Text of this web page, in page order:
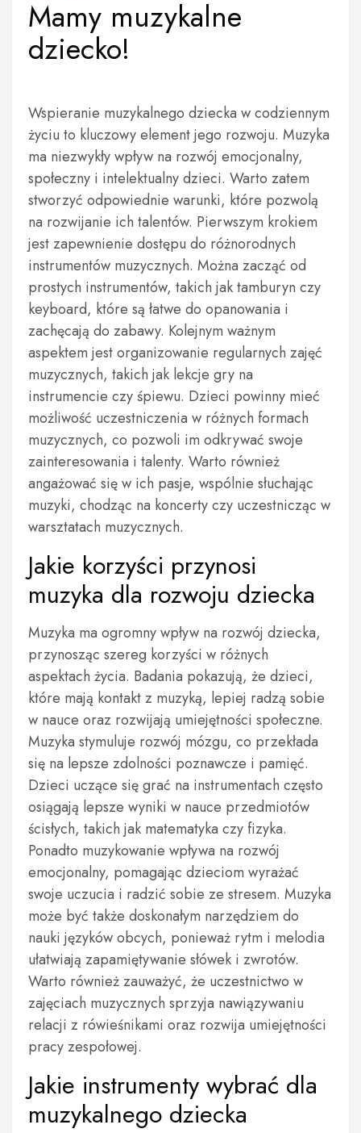
Mamy muzykalne
dziecko!
Wspieranie muzykalnego dziecka w codziennym
życiu to kluczowy element jego rozwoju. Muzyka
ma niezwykły wpływ na rozwój emocjonalny,
społeczny i intelektualny dzieci. Warto zatem
stworzyć odpowiednie warunki, które pozwolą
na rozwijanie ich talentów. Pierwszym krokiem
jest zapewnienie dostępu do różnorodnych
instrumentów muzycznych. Można zacząć od
prostych instrumentów, takich jak tamburyn czy
keyboard, które są łatwe do opanowania i
zachęcają do zabawy. Kolejnym ważnym
aspektem jest organizowanie regularnych zajęć
muzycznych, takich jak lekcje gry na
instrumencie czy śpiewu. Dzieci powinny mieć
możliwość uczestniczenia w różnych formach
muzycznych, co pozwoli im odkrywać swoje
zainteresowania i talenty. Warto również
angażować się w ich pasje, wspólnie słuchając
muzyki, chodząc na koncerty czy uczestnicząc w
warsztatach muzycznych.
Jakie korzyści przynosi
muzyka dla rozwoju dziecka
Muzyka ma ogromny wpływ na rozwój dziecka,
przynosząc szereg korzyści w różnych
aspektach życia. Badania pokazują, że dzieci,
które mają kontakt z muzyką, lepiej radzą sobie
w nauce oraz rozwijają umiejętności społeczne.
Muzyka stymuluje rozwój mózgu, co przekłada
się na lepsze zdolności poznawcze i pamięć.
Dzieci uczące się grać na instrumentach często
osiągają lepsze wyniki w nauce przedmiotów
ścisłych, takich jak matematyka czy fizyka.
Ponadto muzykowanie wpływa na rozwój
emocjonalny, pomagając dzieciom wyrażać
swoje uczucia i radzić sobie ze stresem. Muzyka
może być także doskonałym narzędziem do
nauki języków obcych, ponieważ rytm i melodia
ułatwiają zapamiętywanie słówek i zwrotów.
Warto również zauważyć, że uczestnictwo w
zajęciach muzycznych sprzyja nawiązywaniu
relacji z rówieśnikami oraz rozwija umiejętności
pracy zespołowej.
Jakie instrumenty wybrać dla
muzykalnego dziecka